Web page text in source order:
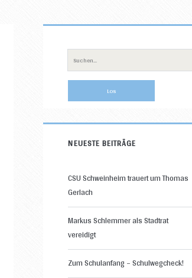
Primäre
Sidebar
Suche
nach:
NEUESTE BEITRÄGE
CSU Schweinheim trauert um Thomas
Gerlach
Markus Schlemmer als Stadtrat
vereidigt
Zum Schulanfang – Schulwegcheck!